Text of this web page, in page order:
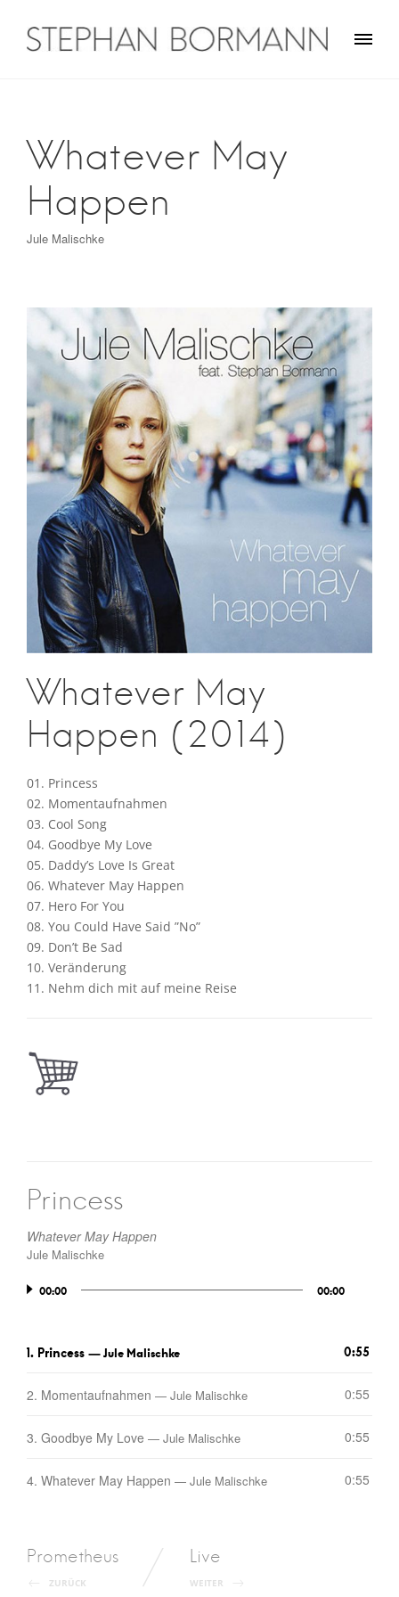
content
Whatever May
Happen
Jule Malischke
Whatever May
Happen (2014)
01. Princess
02. Momentaufnahmen
03. Cool Song
04. Goodbye My Love
05. Daddy’s Love Is Great
06. Whatever May Happen
07. Hero For You
08. You Could Have Said ”No”
09. Don’t Be Sad
10. Veränderung
11. Nehm dich mit auf meine Reise
Princess
Whatever May Happen
Jule Malischke
Player
00:00 00:00
1. Princess — Jule Malischke 0:55
2. Momentaufnahmen — Jule Malischke 0:55
3. Goodbye My Love — Jule Malischke 0:55
4. Whatever May Happen — Jule Malischke 0:55
Post
Prometheus
ZURÜCK
Live
WEITER